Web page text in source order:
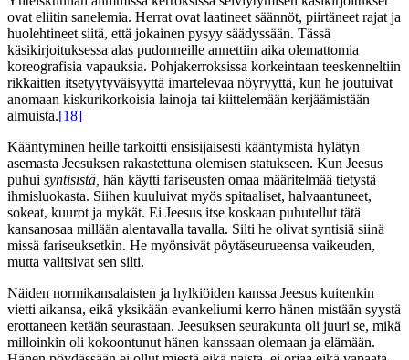
ovat eliitin sanelemia. Herrat ovat laatineet säännöt, piirtäneet rajat ja
huolehtineet siitä, että jokainen pysyy säädyssään. Tässä
käsikirjoituksessa alas pudonneille annettiin aika olemattomia
koreografisia vapauksia. Pohjakerroksissa korkeintaan teeskenneltiin
rikkaitten itsetyytyväisyyttä imartelevaa nöyryyttä, kun he joutuivat
anomaan kiskurikorkoisia lainoja tai kiittelemään kerjäämistään
almuista.[18]
Kääntyminen heille tarkoitti ensisijaisesti kääntymistä hylätyn
asemasta Jeesuksen rakastettuna olemisen statukseen. Kun Jeesus
puhui syntisistä, hän käytti fariseusten omaa määritelmää tietystä
ihmisluokasta. Siihen kuuluivat myös spitaaliset, halvaantuneet,
sokeat, kuurot ja mykät. Ei Jeesus itse koskaan puhutellut tätä
kansanosaa millään alentavalla tavalla. Silti he olivat syntisiä siinä
missä fariseuksetkin. He myönsivät pöytäseurueensa vaikeuden,
mutta valitsivat sen silti.
Näiden normikansalaisten ja hylkiöiden kanssa Jeesus kuitenkin
vietti aikansa, eikä yksikään evankeliumi kerro hänen mistään syystä
erottaneen ketään seurastaan. Jeesuksen seurakunta oli juuri se, mikä
milloinkin oli kokoontunut hänen kanssaan olemaan ja elämään.